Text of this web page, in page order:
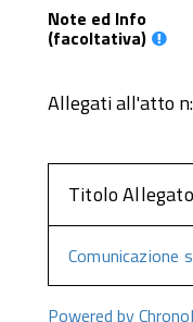
Note ed Info
(facoltativa)
Allegati all'atto
Titolo Allegato
Comunicazione
Powered by